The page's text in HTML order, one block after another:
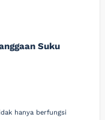
Suku
hanya berfungsi